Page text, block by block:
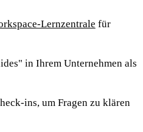
Lernzentrale für
in Ihrem Unternehmen als
ins, um Fragen zu klären